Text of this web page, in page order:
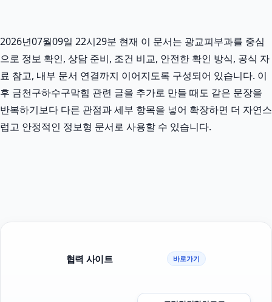
2026년07월09일 22시29분 현재 이 문서는 광교피부과를 중심
으로 정보 확인, 상담 준비, 조건 비교, 안전한 확인 방식, 공식 자
료 참고, 내부 문서 연결까지 이어지도록 구성되어 있습니다. 이
후 금천구하수구막힘 관련 글을 추가로 만들 때도 같은 문장을
반복하기보다 다른 관점과 세부 항목을 넣어 확장하면 더 자연스
럽고 안정적인 정보형 문서로 사용할 수 있습니다.
협력 사이트 바로가기